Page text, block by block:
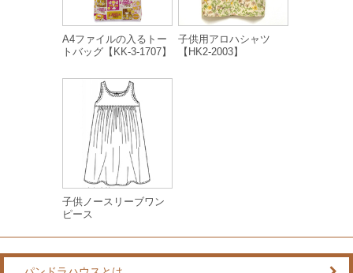
A4ファイルの入るトー
トバッグ【KK-3-1707】
子供用アロハシャツ
【HK2-2003】
子供ノースリーブワン
ピース